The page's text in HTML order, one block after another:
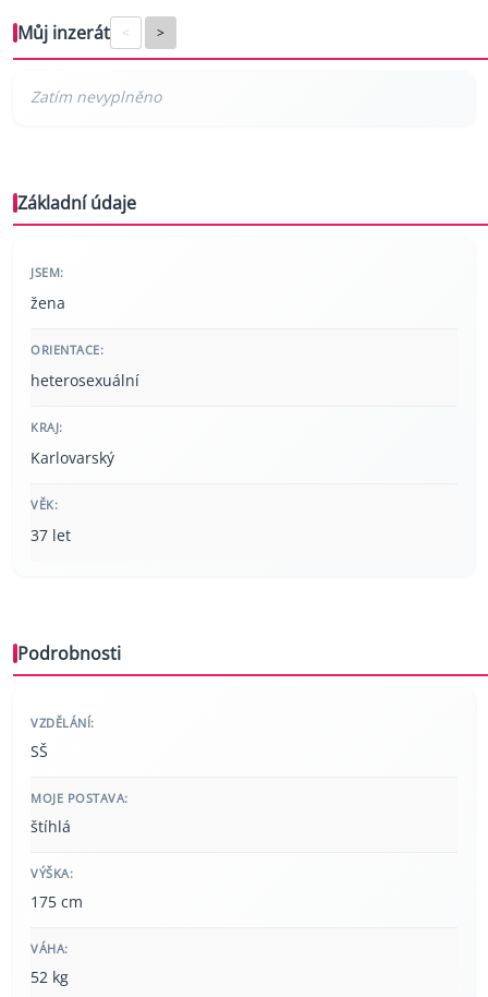
Můj inzerát < >
Základní údaje
JSEM:
žena
ORIENTACE:
heterosexuální
KRAJ:
Karlovarský
VĚK:
37 let
Podrobnosti
VZDĚLÁNÍ:
SŠ
MOJE POSTAVA:
štíhlá
VÝŠKA:
175 cm
VÁHA:
52 kg